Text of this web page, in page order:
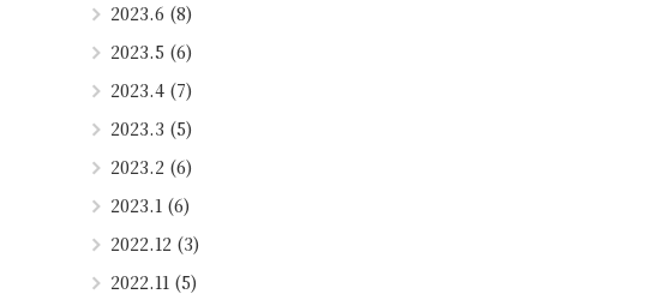
2023.6 (8)
2023.5 (6)
2023.4 (7)
2023.3 (5)
2023.2 (6)
2023.1 (6)
2022.12 (3)
2022.11 (5)